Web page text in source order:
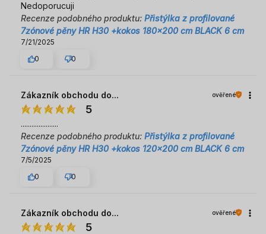
Nedoporucuji
Recenze podobného produktu: Přistýlka z profilované
7zónové pěny HR H30 +kokos 180x200 cm BLACK 6 cm
7/21/2025
0
0
Zákazník obchodu do... ověřené
5
.....................
Recenze podobného produktu: Přistýlka z profilované
7zónové pěny HR H30 +kokos 120x200 cm BLACK 6 cm
7/5/2025
0
0
Zákazník obchodu do... ověřené
5